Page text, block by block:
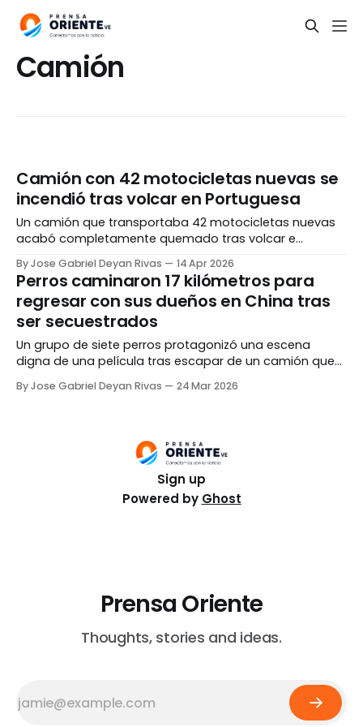
Camión
Camión con 42 motocicletas nuevas se
incendió tras volcar en Portuguesa
Un camión que transportaba 42 motocicletas nuevas
acabó completamente quemado tras volcar e
a la altura del kilómetro 91, sentido Guanare - Ospino,
en el estado Portuguesa. El vehículo de carga, marca
Dongfeng y perteneciente a la empresa Haojin, se
dirigía desde
By Jose Gabriel Deyan Rivas 14 Apr 2026
Perros caminaron 17 kilómetros para
regresar con sus dueños en China tras
ser secuestrados
Un grupo de siete perros protagonizó una escena
digna de una película tras escapar de un camión que
17 kilómetros juntos para reencontrarse con sus dueños
By Jose Gabriel Deyan Rivas 24 Mar 2026
Sign up
Powered by Ghost
Prensa Oriente
Thoughts, stories and ideas.